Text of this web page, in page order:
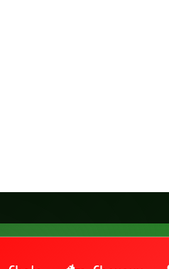
Chats Chevaux